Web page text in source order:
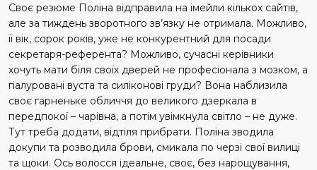
Своє резюме Поліна відправила на імейли кількох сайтів,
але за тиждень зворотного зв’язку не отримала. Можливо,
її вік, сорок років, уже не конкурентний для посади
секретаря-референта? Можливо, сучасні керівники
хочуть мати біля своїх дверей не професіонала з мозком, а
гіалуровані вуста та силіконові груди? Вона наблизила
своє гарненьке обличчя до великого дзеркала в
передпокої – чарівна, а потім увімкнула світло – не дуже.
Тут треба додати, відтіля прибрати. Поліна зводила
докупи та розводила брови, смикала по черзі свої вилиці
та щоки. Ось волосся ідеальне, своє, без нарощування,